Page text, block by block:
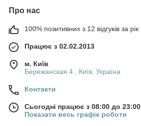
Про нас
100% позитивних з 12 відгуків за рік
Працює з 02.02.2013
м. Київ
Бережанская 4 , Київ, Україна
Контакти
Сьогодні працює з 08:00 до 23:00
Показати весь графік роботи